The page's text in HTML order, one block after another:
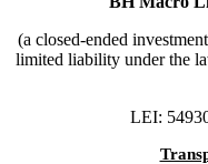
(a closed-ended
limited liability under the
LEI: